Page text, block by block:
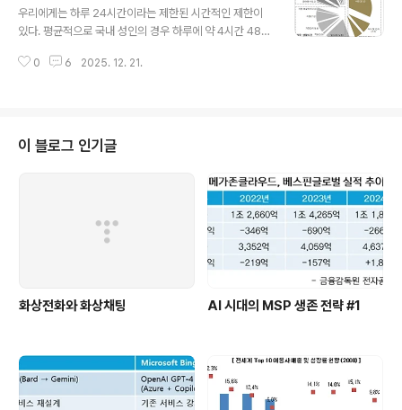
rn Europe, Middle East, Africa)는 2.1%에 해당하는
27.1 Million, 북미 시장은 1.1%에 해당하는 3.65 Million
었다. Mobile Pa..
우리에게는 하루 24시간이라는 제한된 시간적인 제한이
있다. 평균적으로 국내 성인의 경우 하루에 약 4시간 48분
서비스 사업자와 Device는 여가시간 중의 Time Line 안
한 분들은 너무나 많은데, 대표적인 몇분을 거론해보자면
아래와 같다. "The personal computer as we know
it will soon be dead, replaced by rapidly growin
g demand for smart mobile devices, according
0 6 2025. 12. 21.
이 블로그 인기글
화상전화와 화상채팅 AI 시대의 MSP 생존 전략 #1